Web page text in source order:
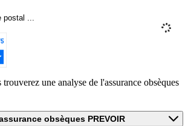
une analyse de l'assurance obsèques
obsèques PREVOIR